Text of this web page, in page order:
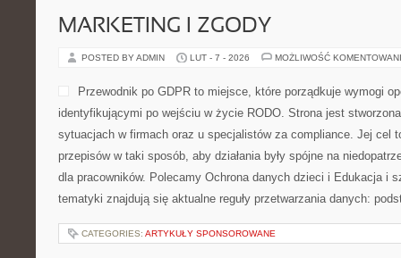
MARKETING I ZGODY
POSTED BY ADMIN LUT - 7 - 2026 MOŻLIWOŚĆ
Przewodnik po GDPR to miejsce, które porządkuje wymogi
identyfikującymi po wejściu w życie RODO. Strona jest
sytuacjach w firmach oraz u specjalistów za compliance. Jej cel
przepisów w taki sposób, aby działania były spójne na
dla pracowników. Polecamy Ochrona danych dzieci i Edukacja i
tematyki znajdują się aktualne reguły przetwarzania danych:
CATEGORIES: ARTYKUŁY SPONSOROWANE